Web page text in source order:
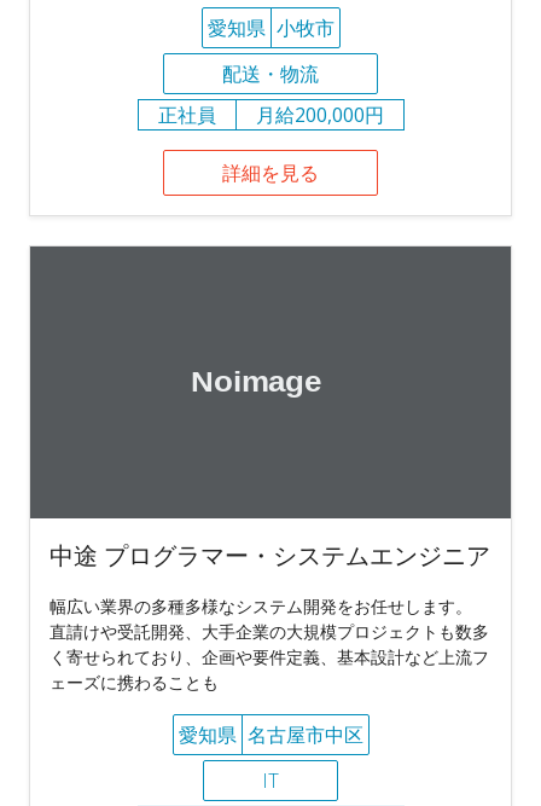
愛知県 小牧市
配送・物流
正社員
月給200,000円
詳細を見る
中途 プログラマー・システムエンジニア
幅広い業界の多種多様なシステム開発をお任せします。
直請けや受託開発、大手企業の大規模プロジェクトも数多
く寄せられており、企画や要件定義、基本設計など上流フ
ェーズに携わることも
愛知県 名古屋市中区
IT